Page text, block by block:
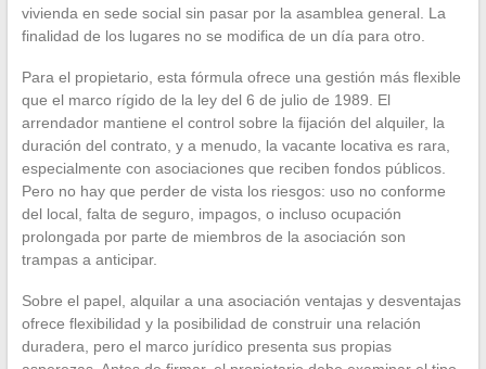
vivienda en sede social sin pasar por la asamblea general. La
finalidad de los lugares no se modifica de un día para otro.
Para el propietario, esta fórmula ofrece una gestión más flexible
que el marco rígido de la ley del 6 de julio de 1989. El
arrendador mantiene el control sobre la fijación del alquiler, la
duración del contrato, y a menudo, la vacante locativa es rara,
especialmente con asociaciones que reciben fondos públicos.
Pero no hay que perder de vista los riesgos: uso no conforme
del local, falta de seguro, impagos, o incluso ocupación
prolongada por parte de miembros de la asociación son
trampas a anticipar.
Sobre el papel, alquilar a una asociación ventajas y desventajas
ofrece flexibilidad y la posibilidad de construir una relación
duradera, pero el marco jurídico presenta sus propias